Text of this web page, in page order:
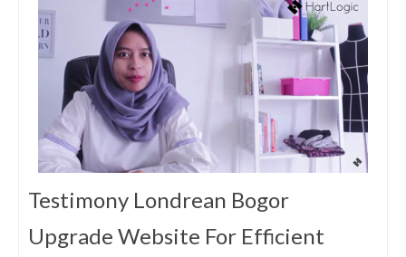
Testimony Londrean Bogor
Upgrade Website For Efficient